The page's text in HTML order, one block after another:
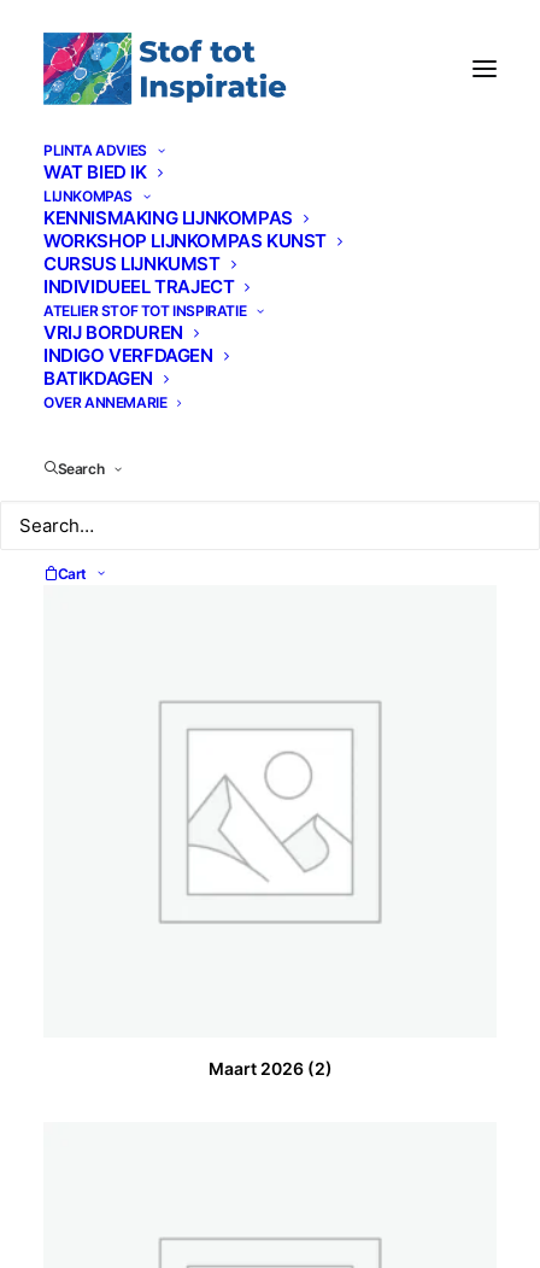
PLINTA ADVIES
WAT BIED IK
LIJNKOMPAS
KENNISMAKING LIJNKOMPAS
WORKSHOP LIJNKOMPAS KUNST
CURSUS LIJNKUMST
INDIVIDUEEL TRAJECT
ATELIER STOF TOT INSPIRATIE
VRIJ BORDUREN
INDIGO VERFDAGEN
BATIKDAGEN
OVER ANNEMARIE
Search
Cart
Winkel
Maart 2026 (2)